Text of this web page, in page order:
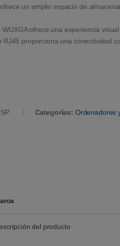
un amplio espacio de
ofrece una experiencia
proporciona una conectividad
Categorías: Ordenadores
del producto